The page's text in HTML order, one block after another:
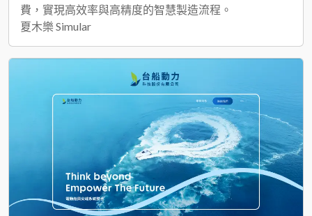
費，實現高效率與高精度的智慧製造流程。
夏木樂 Simular